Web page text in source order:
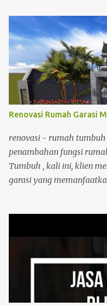
penting, terutama ketika
dengan curah hujan
disini DOWNLOAD
DISINI DOWNLOAD
klik link unduh 2. cari
KLIK IM NOT ROBOT 5.
Renovasi Rumah Garasi
renovasi - rumah
penambahan fungsi
Tumbuh , kali ini, klien
garasi yang
dan gudang. permintaan
dengan pemaksimalan
kondisi tapak masing di
bangunan tersebut